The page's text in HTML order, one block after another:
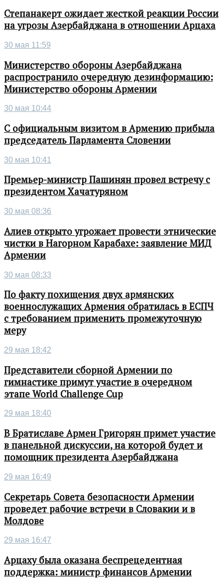
Степанакерт ожидает жесткой реакции России
на угрозы Азербайджана в отношении Арцаха
30 мая 11:59
Министерство обороны Азербайджана
распространило очередную дезинформацию:
Министерство обороны Армении
30 мая 10:44
С официальным визитом в Армению прибыла
председатель Парламента Словении
30 мая 10:41
Премьер-министр Пашинян провел встречу с
президентом Хачатуряном
30 мая 08:36
Алиев открыто угрожает провести этнические
чистки в Нагорном Карабахе: заявление МИД
Армении
30 мая 08:33
По факту похищения двух армянских
военнослужащих Армения обратилась в ЕСПЧ
с требованием применить промежуточную
меру
29 мая 18:42
Представители сборной Армении по
гимнастике примут участие в очередном
этапе World Challenge Cup
29 мая 18:40
В Братиславе Армен Григорян примет участие
в панельной дискуссии, на которой будет и
помощник президента Азербайджана
29 мая 16:49
Секретарь Совета безопасности Армении
проведет рабочие встречи в Словакии и в
Молдове
29 мая 16:47
Арцаху была оказана беспрецедентная
поддержка: министр финансов Армении